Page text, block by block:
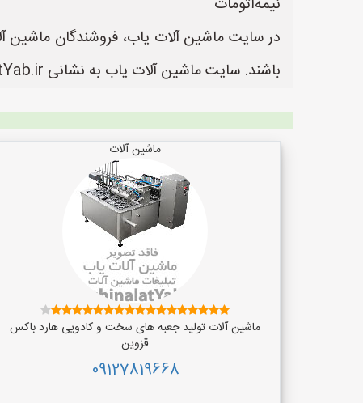
نیمه‌اتومات
در سایت ماشین آلات یاب، فروشندگان ماشین
باشند. سایت ماشین آلات یاب به نشانی https://www.MashinalatYab.ir یک سایت عالی جهت ثبت آگهی و تبلیغات ماشین آلات می باشد.
ماشین آلات
ماشین آلات تولید جعبه های سخت و کادویی هارد باکس
قزوین
09127819668